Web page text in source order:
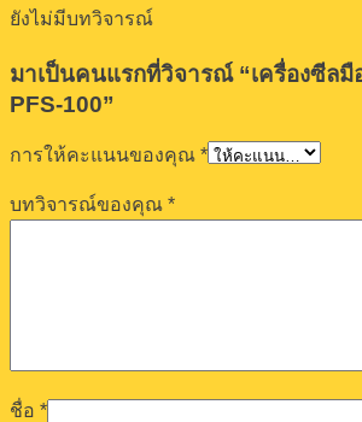
ยังไม่มีบทวิจารณ์
มาเป็นคนแรกที่วิจารณ์ “เครื่องซีลมื
PFS-100”
การให้คะแนนของคุณ *
บทวิจารณ์ของคุณ *
ชื่อ *